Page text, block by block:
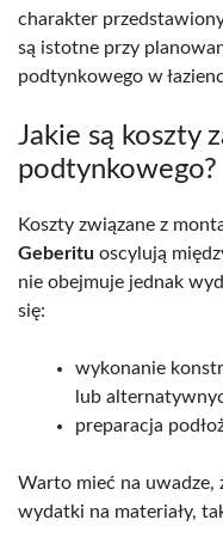
charakter
są istotne przy
podtynkowego w
Jakie są koszty
podtynkowego?
Koszty związane z
Geberitu oscylują
nie obejmuje jednak
się:
wykonanie
lub
preparacja
Warto mieć na uwadze,
wydatki na materiały,